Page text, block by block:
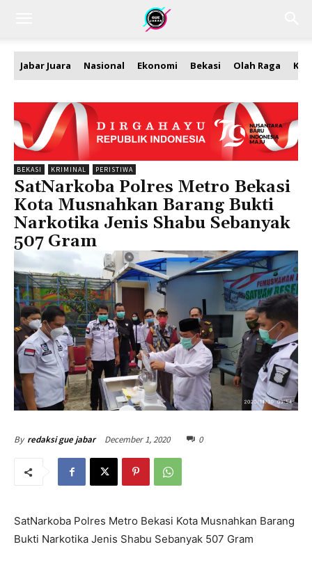
Jabar Juara Nasional Ekonomi Bekasi Olah Raga
BEKASI KRIMINAL PERISTIWA
SatNarkoba Polres Metro Bekasi
Kota Musnahkan Barang Bukti
Narkotika Jenis Shabu Sebanyak
507 Gram
By redaksi gue jabar December 1, 2020 0
SatNarkoba Polres Metro Bekasi Kota Musnahkan Barang
Bukti Narkotika Jenis Shabu Sebanyak 507 Gram